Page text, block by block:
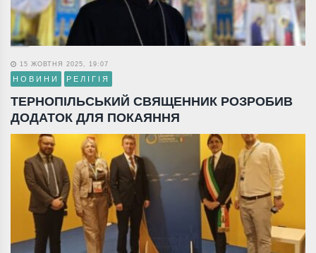
15 ЖОВТНЯ 2025, 19:07
НОВИНИ РЕЛІГІЯ
ТЕРНОПІЛЬСЬКИЙ СВЯЩЕННИК РОЗРОБИВ
ДОДАТОК ДЛЯ ПОКАЯННЯ